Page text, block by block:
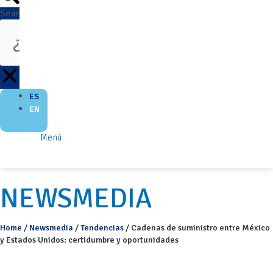
Search
ES
EN
Menú
NEWSMEDIA
Home / Newsmedia /Tendencias / Cadenas de suministro entre México
y Estados Unidos: certidumbre y oportunidades